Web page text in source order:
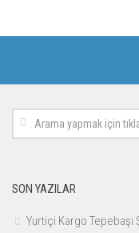
SON YAZILAR
Yurtiçi Kargo Tepebaşı